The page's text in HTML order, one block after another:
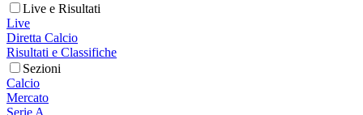
Live e Risultati
Live
Diretta Calcio
Risultati e Classifiche
Sezioni
Calcio
Mercato
Serie A